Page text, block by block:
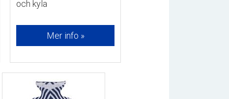
och kyla
Mer info »